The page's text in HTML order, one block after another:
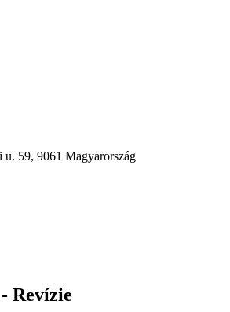
u. 59, 9061 Magyarország
Revízie